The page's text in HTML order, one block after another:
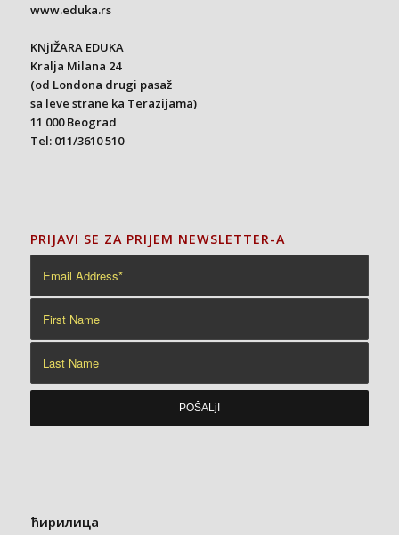
www.eduka.rs
KNjIŽARA EDUKA
Kralja Milana 24
(od Londona drugi pasaž
sa leve strane ka Terazijama)
11 000 Beograd
Tel: 011/3610 510
PRIJAVI SE ZA PRIJEM NEWSLETTER-A
ћирилица